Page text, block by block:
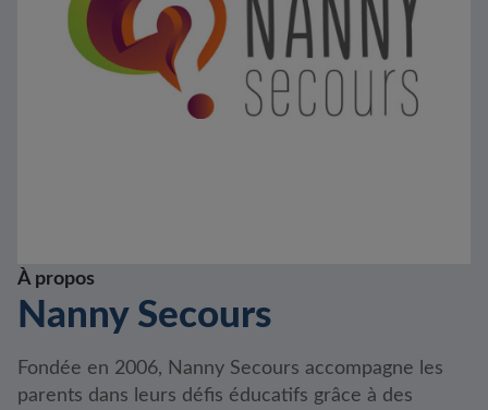
À propos
Nanny Secours
Fondée en 2006, Nanny Secours accompagne les
parents dans leurs défis éducatifs grâce à des